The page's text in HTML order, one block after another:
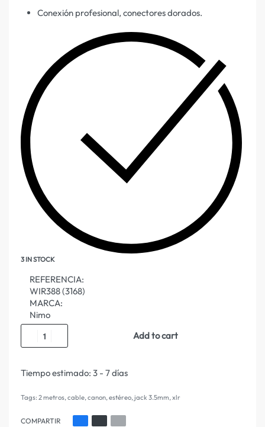
Conexión profesional, conectores dorados.
3 IN STOCK
REFERENCIA:
WIR388 (3168)
MARCA:
Nimo
Add to cart
Tiempo estimado: 3 - 7 días
Tags: 2 metros,cable,canon,estéreo,jack 3.5mm,xlr
COMPARTIR